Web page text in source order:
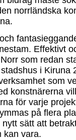
norrländska
Effektivt
som redan
i Kiruna
som
konstnärerna
för varje
på flera
nytt sätt att
kan vara.